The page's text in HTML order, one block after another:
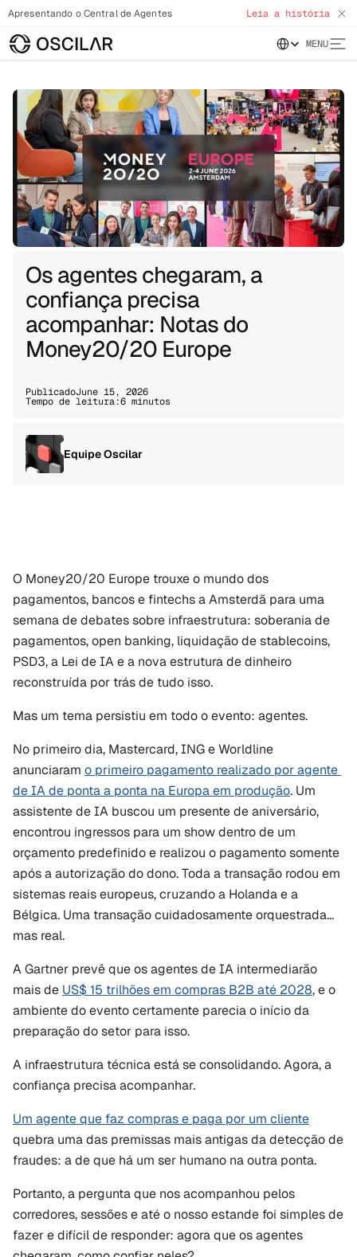
Apresentando o Central de Agentes Leia a história
Select Language
MENU
Os agentes chegaram, a
confiança precisa
acompanhar: Notas do
Money20/20 Europe
PublicadoJune 15, 2026
Tempo de leitura:6 minutos
Equipe Oscilar
O Money20/20 Europe trouxe o mundo dos
pagamentos, bancos e fintechs a Amsterdã para uma
semana de debates sobre infraestrutura: soberania de
pagamentos, open banking, liquidação de stablecoins,
PSD3, a Lei de IA e a nova estrutura de dinheiro
reconstruída por trás de tudo isso.
Mas um tema persistiu em todo o evento: agentes.
No primeiro dia, Mastercard, ING e Worldline
anunciaram o primeiro pagamento realizado por agente
de IA de ponta a ponta na Europa em produção. Um
assistente de IA buscou um presente de aniversário,
encontrou ingressos para um show dentro de um
orçamento predefinido e realizou o pagamento somente
após a autorização do dono. Toda a transação rodou em
sistemas reais europeus, cruzando a Holanda e a
Bélgica. Uma transação cuidadosamente orquestrada...
mas real.
A Gartner prevê que os agentes de IA intermediarão
mais de US$ 15 trilhões em compras B2B até 2028, e o
ambiente do evento certamente parecia o início da
preparação do setor para isso.
A infraestrutura técnica está se consolidando. Agora, a
confiança precisa acompanhar.
Um agente que faz compras e paga por um cliente
quebra uma das premissas mais antigas da detecção de
fraudes: a de que há um ser humano na outra ponta.
Portanto, a pergunta que nos acompanhou pelos
corredores, sessões e até o nosso estande foi simples de
fazer e difícil de responder: agora que os agentes